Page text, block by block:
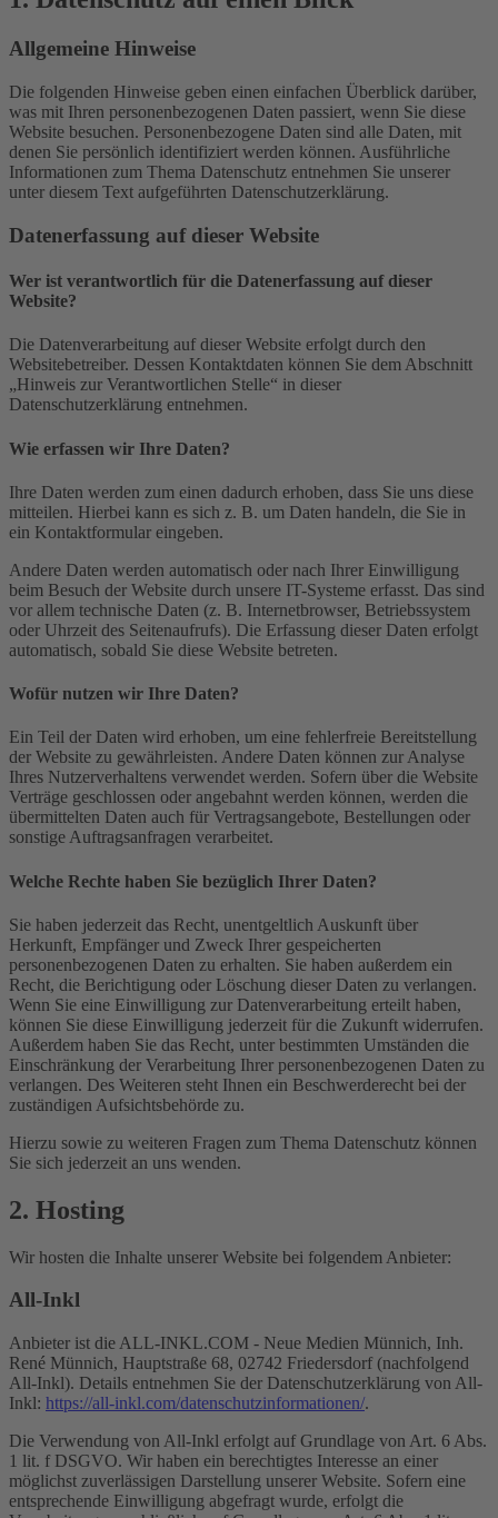
Allgemeine Hinweise
Die folgenden Hinweise geben einen einfachen Überblick darüber,
was mit Ihren personenbezogenen Daten passiert, wenn Sie diese
Website besuchen. Personenbezogene Daten sind alle Daten, mit
denen Sie persönlich identifiziert werden können. Ausführliche
Informationen zum Thema Datenschutz entnehmen Sie unserer
unter diesem Text aufgeführten Datenschutzerklärung.
Datenerfassung auf dieser Website
Wer ist verantwortlich für die Datenerfassung auf dieser
Website?
Die Datenverarbeitung auf dieser Website erfolgt durch den
Websitebetreiber. Dessen Kontaktdaten können Sie dem Abschnitt
„Hinweis zur Verantwortlichen Stelle“ in dieser
Datenschutzerklärung entnehmen.
Wie erfassen wir Ihre Daten?
Ihre Daten werden zum einen dadurch erhoben, dass Sie uns diese
mitteilen. Hierbei kann es sich z. B. um Daten handeln, die Sie in
ein Kontaktformular eingeben.
Andere Daten werden automatisch oder nach Ihrer Einwilligung
beim Besuch der Website durch unsere IT-Systeme erfasst. Das sind
vor allem technische Daten (z. B. Internetbrowser, Betriebssystem
oder Uhrzeit des Seitenaufrufs). Die Erfassung dieser Daten erfolgt
automatisch, sobald Sie diese Website betreten.
Wofür nutzen wir Ihre Daten?
Ein Teil der Daten wird erhoben, um eine fehlerfreie Bereitstellung
der Website zu gewährleisten. Andere Daten können zur Analyse
Ihres Nutzerverhaltens verwendet werden. Sofern über die Website
Verträge geschlossen oder angebahnt werden können, werden die
übermittelten Daten auch für Vertragsangebote, Bestellungen oder
sonstige Auftragsanfragen verarbeitet.
Welche Rechte haben Sie bezüglich Ihrer Daten?
Sie haben jederzeit das Recht, unentgeltlich Auskunft über
Herkunft, Empfänger und Zweck Ihrer gespeicherten
personenbezogenen Daten zu erhalten. Sie haben außerdem ein
Recht, die Berichtigung oder Löschung dieser Daten zu verlangen.
Wenn Sie eine Einwilligung zur Datenverarbeitung erteilt haben,
können Sie diese Einwilligung jederzeit für die Zukunft widerrufen.
Außerdem haben Sie das Recht, unter bestimmten Umständen die
Einschränkung der Verarbeitung Ihrer personenbezogenen Daten zu
verlangen. Des Weiteren steht Ihnen ein Beschwerderecht bei der
zuständigen Aufsichtsbehörde zu.
Hierzu sowie zu weiteren Fragen zum Thema Datenschutz können
Sie sich jederzeit an uns wenden.
2. Hosting
Wir hosten die Inhalte unserer Website bei folgendem Anbieter:
All-Inkl
Anbieter ist die ALL-INKL.COM - Neue Medien Münnich, Inh.
René Münnich, Hauptstraße 68, 02742 Friedersdorf (nachfolgend
All-Inkl). Details entnehmen Sie der Datenschutzerklärung von All-
Inkl: https://all-inkl.com/datenschutzinformationen/.
Die Verwendung von All-Inkl erfolgt auf Grundlage von Art. 6 Abs.
1 lit. f DSGVO. Wir haben ein berechtigtes Interesse an einer
möglichst zuverlässigen Darstellung unserer Website. Sofern eine
entsprechende Einwilligung abgefragt wurde, erfolgt die